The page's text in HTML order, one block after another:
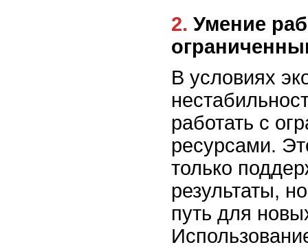
2. Умение работать с
В условиях
работать с
ресурсами.
только
результаты,
путь для